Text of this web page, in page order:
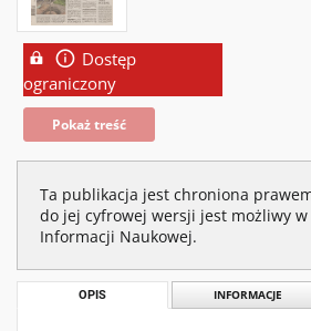
Dostęp
ograniczony
Pokaż treść
Ta publikacja jest chroniona
do jej cyfrowej wersji jest możliwy
Informacji Naukowej.
OPIS INFORMACJE